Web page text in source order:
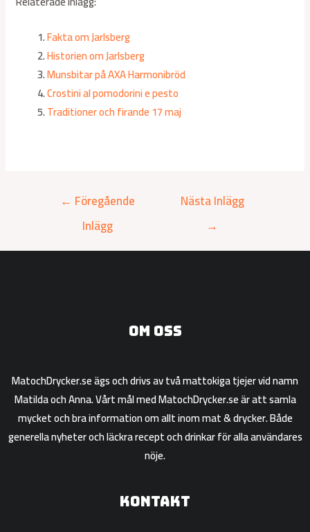
Fakta om Jarlsberg
Historien om Jarlsberg
Munsbitar på AXA Harmonibröd
Crostini al pomodorini e pesto
Traditioner och firande 17 maj
← Föregående
Inlägg
Nästa Inlägg
→
Om oss
MatochDrycker.se ägs och drivs av två mattokiga tjejer vid namn
Matilda och Anna. Vårt mål med MatochDrycker.se är att samla
mycket och bra information om allt inom mat & drycker. Både
generella nyheter och läckra recept och drinkar för alla användares
nöje.
Kontakt